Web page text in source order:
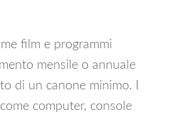
film e programmi
mensile o annuale
di un canone minimo. I
computer, console